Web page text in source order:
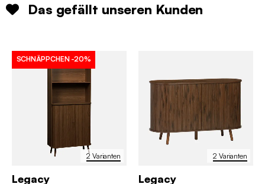
Das gefällt unseren Kunden
2 Varianten
SCHNÄPPCHEN -20%
Legacy
2 Varianten
Legacy